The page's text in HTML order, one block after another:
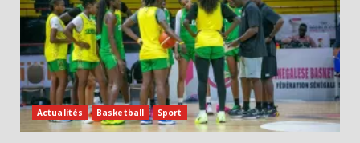
Actualités Basketball Sport